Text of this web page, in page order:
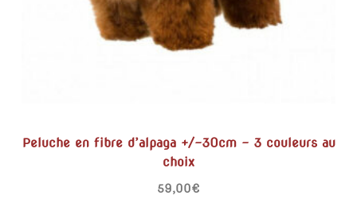
Peluche en fibre d’alpaga +/-30cm – 3 couleurs au
choix
59,00€